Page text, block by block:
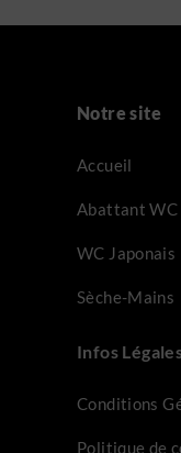
Notre site
Accueil
Abattant WC
WC Japonais
Sèche-Mains
Infos
Conditions
Politique de